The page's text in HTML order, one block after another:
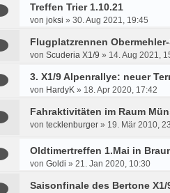
Treffen Trier 1.10.21
von joksi » 30. Aug 2021, 19:45
Flugplatzrennen
von Scuderia X1/9 » 14. Aug 2021,
3. X1/9 Alpenrallye: neuer
von HardyK » 18. Apr 2020, 17:42
Fahraktivitäten im Raum
von tecklenburger » 19. Mär 2010,
Oldtimertreffen 1.Mai in
von Goldi » 21. Jan 2020, 10:30
Saisonfinale des Bertone